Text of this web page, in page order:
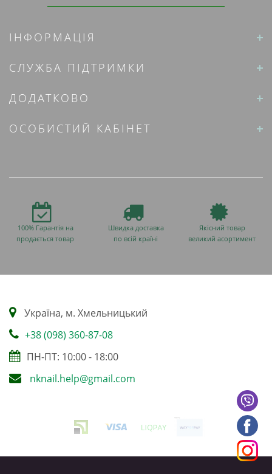
ІНФОРМАЦІЯ
СЛУЖБА ПІДТРИМКИ
ДОДАТКОВО
ОСОБИСТИЙ КАБІНЕТ
100% Гарантія на
продається товар
Швидка доставка
по всій країні
Якісний товар
великий асортимент
Українa, м. Хмельницький
+38 (098) 360-87-08
ПН-ПТ: 10:00 - 18:00
nknail.help@gmail.com